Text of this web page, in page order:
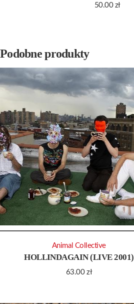
50.00 zł
Podobne produkty
HOLLINDAGAIN (LIVE 2001)
63.00zł
Animal Collective